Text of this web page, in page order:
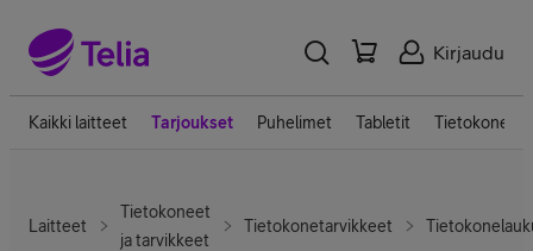
Kirjaudu
Kaikki laitteet Tarjoukset Puhelimet Tabletit Tietokoneet
Laitteet
Tietokoneet
ja tarvikkeet
Tietokonetarvikkeet